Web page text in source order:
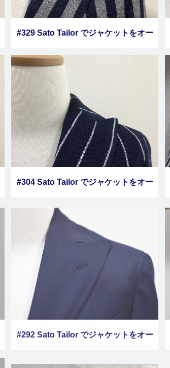
#329 Sato Tailor でジャケットをオー
ダーしました その８
#304 Sato Tailor でジャケットをオー
ダーしました その７
#292 Sato Tailor でジャケットをオー